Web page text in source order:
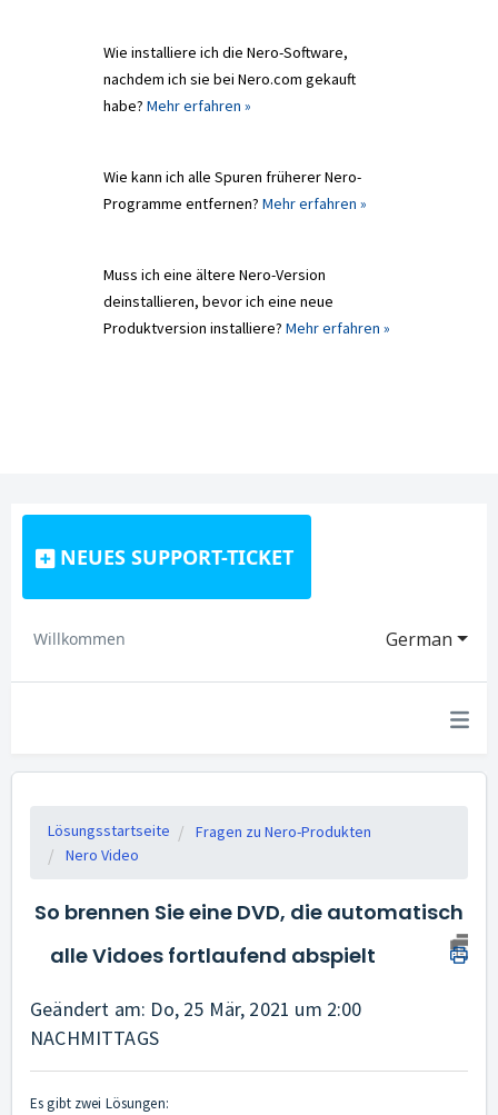
Wie installiere ich die Nero-Software,
nachdem ich sie bei Nero.com gekauft
habe? Mehr erfahren »
Wie kann ich alle Spuren früherer Nero-
Programme entfernen? Mehr erfahren »
Muss ich eine ältere Nero-Version
deinstallieren, bevor ich eine neue
Produktversion installiere? Mehr erfahren »
NEUES SUPPORT-TICKET
German
Willkommen
Lösungsstartseite
Fragen zu Nero-Produkten
Nero Video
So brennen Sie eine DVD, die automatisch
alle Vidoes fortlaufend abspielt
Geändert am: Do, 25 Mär, 2021 um 2:00
NACHMITTAGS
Es gibt zwei Lösungen: